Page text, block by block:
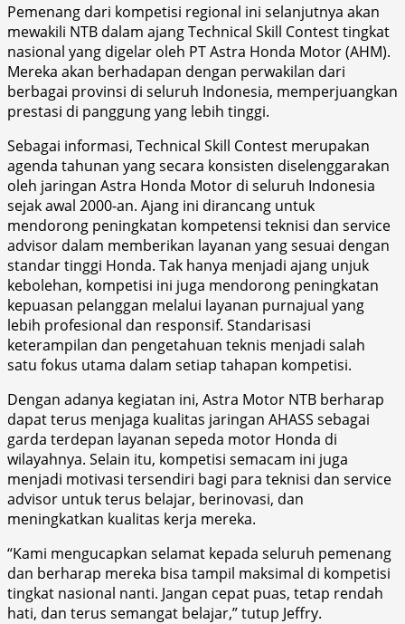
Pemenang dari kompetisi regional ini selanjutnya akan
mewakili NTB dalam ajang Technical Skill Contest tingkat
nasional yang digelar oleh PT Astra Honda Motor (AHM).
Mereka akan berhadapan dengan perwakilan dari
berbagai provinsi di seluruh Indonesia, memperjuangkan
prestasi di panggung yang lebih tinggi.
Sebagai informasi, Technical Skill Contest merupakan
agenda tahunan yang secara konsisten diselenggarakan
oleh jaringan Astra Honda Motor di seluruh Indonesia
sejak awal 2000-an. Ajang ini dirancang untuk
mendorong peningkatan kompetensi teknisi dan service
advisor dalam memberikan layanan yang sesuai dengan
standar tinggi Honda. Tak hanya menjadi ajang unjuk
kebolehan, kompetisi ini juga mendorong peningkatan
kepuasan pelanggan melalui layanan purnajual yang
lebih profesional dan responsif. Standarisasi
keterampilan dan pengetahuan teknis menjadi salah
satu fokus utama dalam setiap tahapan kompetisi.
Dengan adanya kegiatan ini, Astra Motor NTB berharap
dapat terus menjaga kualitas jaringan AHASS sebagai
garda terdepan layanan sepeda motor Honda di
wilayahnya. Selain itu, kompetisi semacam ini juga
menjadi motivasi tersendiri bagi para teknisi dan service
advisor untuk terus belajar, berinovasi, dan
meningkatkan kualitas kerja mereka.
“Kami mengucapkan selamat kepada seluruh pemenang
dan berharap mereka bisa tampil maksimal di kompetisi
tingkat nasional nanti. Jangan cepat puas, tetap rendah
hati, dan terus semangat belajar,” tutup Jeffry.